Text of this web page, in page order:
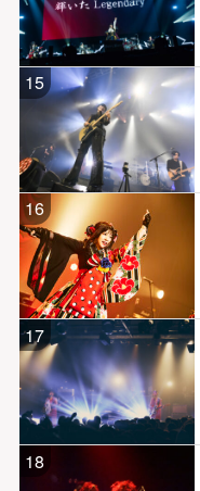
15
16
17
18